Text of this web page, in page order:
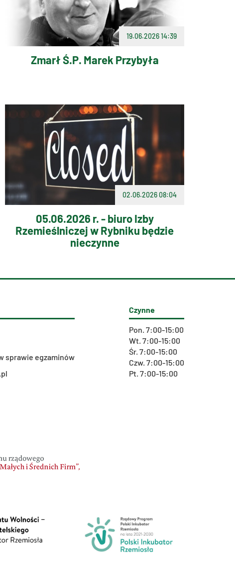
19.06.2026 14:39
Zmarł Ś.P. Marek Przybyła
02.06.2026 08:04
05.06.2026 r. - biuro Izby
Rzemieślniczej w Rybniku będzie
nieczynne
sprawie egzaminów
Czynne
Pon. 7:00-15:00
Wt. 7:00-15:00
Śr. 7:00-15:00
Czw. 7:00-15:00
Pt. 7:00-15:00